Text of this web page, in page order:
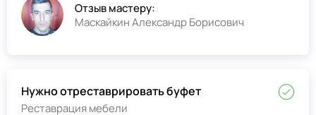
Отзыв мастеру:
Маскайкин Александр Борисович
Нужно отреставрировать буфет
Реставрация мебели